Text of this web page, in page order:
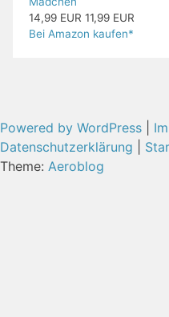
14,99 EUR 11,99 EUR
Bei Amazon kaufen*
Powered by WordPress
Datenschutzerklärung
Theme: Aeroblog